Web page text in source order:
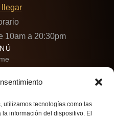
utilizamos tecnologías como las
información del dispositivo. El
10am a 20:30pm